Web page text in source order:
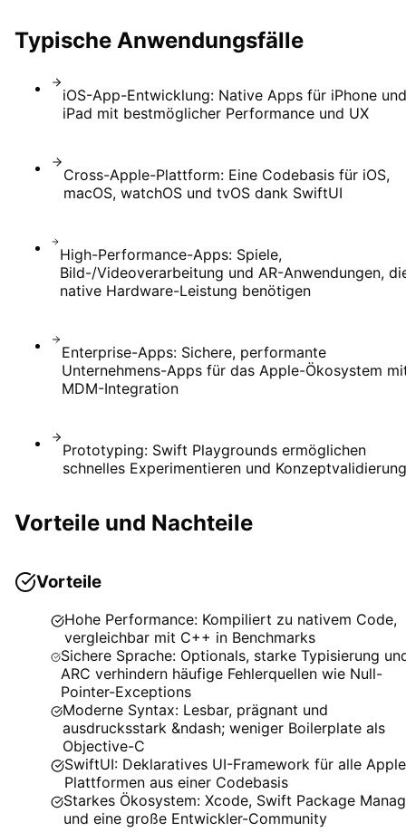
Typische Anwendungsfälle
iOS-App-Entwicklung: Native Apps für iPhone
iPad mit bestmöglicher Performance und UX
Cross-Apple-Plattform: Eine Codebasis für iOS,
macOS, watchOS und tvOS dank SwiftUI
High-Performance-Apps: Spiele,
Bild-/Videoverarbeitung und AR-Anwendungen,
native Hardware-Leistung benötigen
Enterprise-Apps: Sichere, performante
Unternehmens-Apps für das Apple-Ökosystem
MDM-Integration
Prototyping: Swift Playgrounds ermöglichen
schnelles Experimentieren und
Vorteile und Nachteile
Vorteile
Hohe Performance: Kompiliert zu nativem Code,
vergleichbar mit C++ in Benchmarks
Sichere Sprache: Optionals, starke Typisierung
ARC verhindern häufige Fehlerquellen wie Null-
Pointer-Exceptions
Moderne Syntax: Lesbar, prägnant und
ausdrucksstark &ndash; weniger Boilerplate als
Objective-C
SwiftUI: Deklaratives UI-Framework für alle
Plattformen aus einer Codebasis
Starkes Ökosystem: Xcode, Swift Package
und eine große Entwickler-Community